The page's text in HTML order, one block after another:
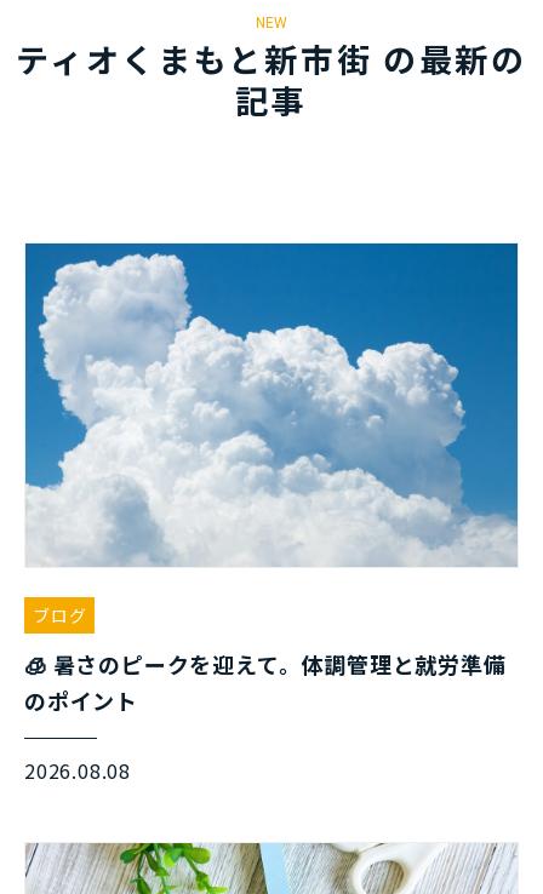
NEW
ティオくまもと新市街 の最新の
記事
ブログ
🧊 暑さのピークを迎えて。体調管理と就労準備
のポイント
2026.08.08